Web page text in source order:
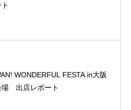
WONDERFUL FESTA in大阪
場 出店レポート